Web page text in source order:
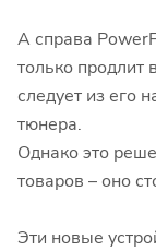
А справа
только продлит
следует из его
тюнера.
Однако это
товаров – оно
Эти новые